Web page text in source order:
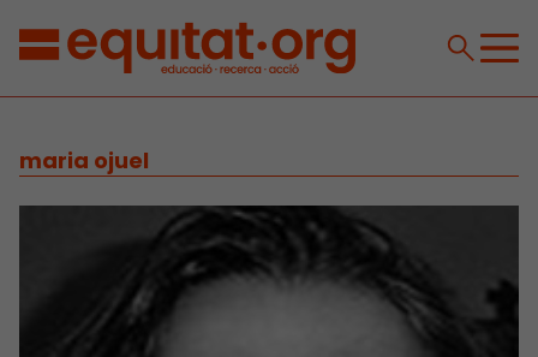
maria ojuel